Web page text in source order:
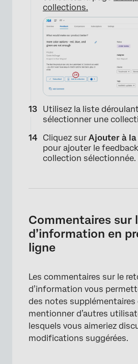
collections.
Utilisez la liste
sélectionner une
Cliquez sur Ajouter à
pour ajouter le
collection sélectionnée.
Commentaires sur
d’information en
ligne
Les commentaires sur le
d’information vous
des notes supplémentaires
mentionner d’autres
lesquels vous aimeriez
modifications suggérées.